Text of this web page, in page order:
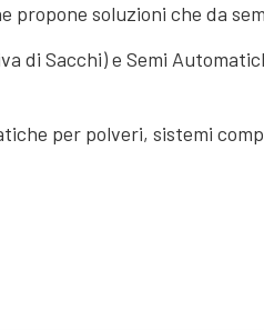
soluzioni che da
di Sacchi) e Semi
per polveri, sistemi